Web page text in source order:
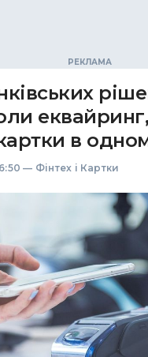
в
— Фінтех і Картки